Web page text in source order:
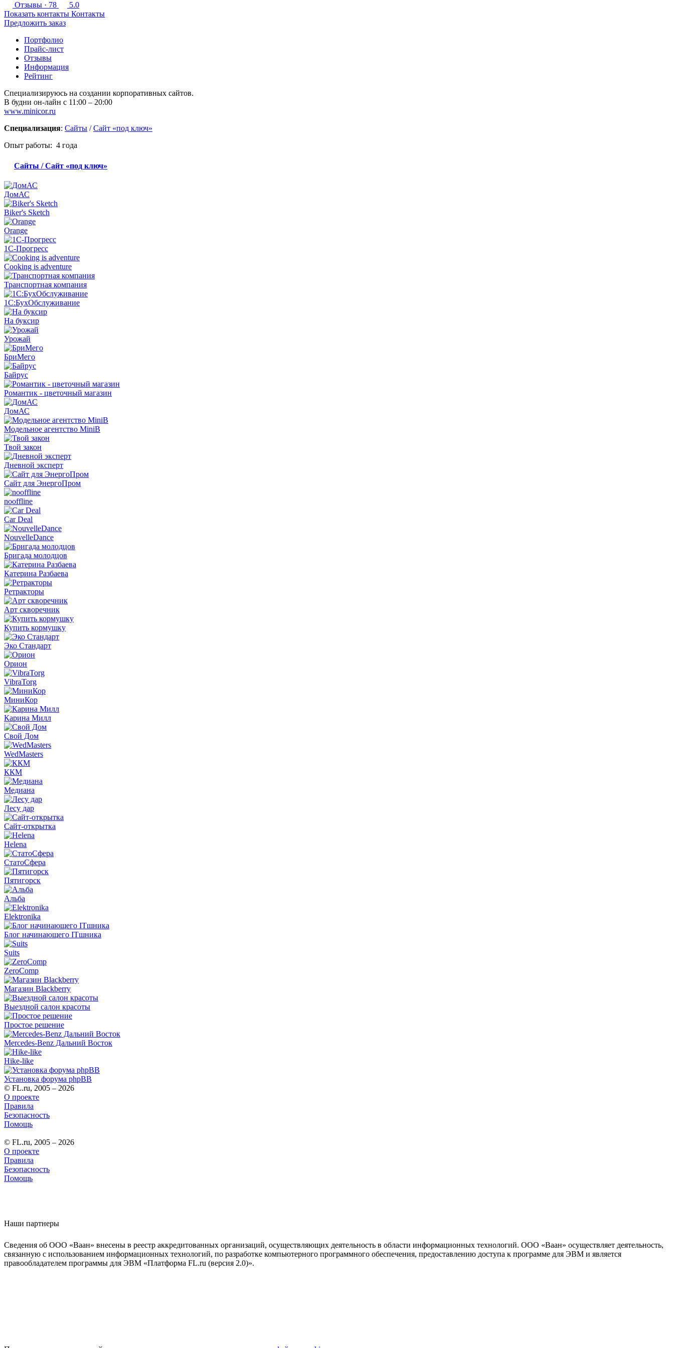
Отзывы · 78
5.0
Показать контакты Контакты
Предложить заказ
Портфолио
Прайс-лист
Отзывы
Информация
Рейтинг
Специализируюсь на создании корпоративных сайтов.
В будни он-лайн с 11:00 – 20:00
www.minicor.ru
Специализация: Сайты /Сайт «под ключ»
Опыт работы: 4 года
Сайты / Сайт «под ключ»
ДомАС
Biker's Sketch
Orange
1С-Прогресс
Cooking is adventure
Транспортная компания
1С:БухОбслуживание
На буксир
Урожай
БриМего
Байрус
Романтик - цветочный магазин
ДомАС
Модельное агентство MiniB
Твой закон
Дневной эксперт
Сайт для ЭнергоПром
nooffline
Car Deal
NouvelleDance
Бригада молодцов
Катерина Разбаева
Ретракторы
Арт скворечник
Купить кормушку
Эко Стандарт
Орион
VibraTorg
МиниКор
Карина Милл
Свой Дом
WedMasters
ККМ
Медиана
Лесу дар
Сайт-открытка
Helena
СтатоСфера
Пятигорск
Альба
Elektronika
Блог начинающего ITшника
Suits
ZeroComp
Магазин Blackberry
Выездной салон красоты
Простое решение
Mercedes-Benz Дальний Восток
Hike-like
Установка форума phpBB
© FL.ru, 2005 – 2026
О проекте
Правила
Безопасность
Помощь
© FL.ru, 2005 – 2026
О проекте
Правила
Безопасность
Помощь
Наши партнеры
Сведения об ООО «Ваан» внесены в реестр аккредитованных организаций, осуществляющих деятельность в области информационных технологий. ООО «Ваан» осуществляет деятельность,
связанную с использованием информационных технологий, по разработке компьютерного программного обеспечения, предоставлению доступа к программе для ЭВМ и является
правообладателем программы для ЭВМ «Платформа FL.ru (версия 2.0)».